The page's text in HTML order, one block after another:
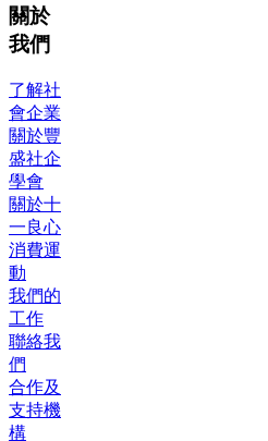
關於
我們
了解社
會企業
關於豐
盛社企
學會
關於十
一良心
消費運
動
我們的
工作
聯絡我
們
合作及
支持機
構